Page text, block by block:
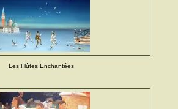
Les Flûtes Enchantées